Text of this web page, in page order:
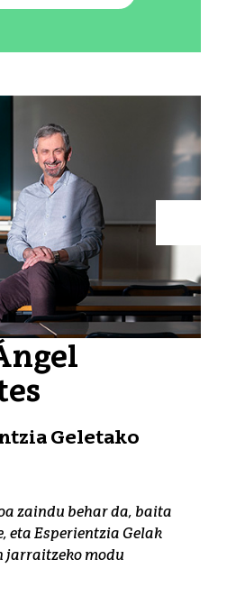
Geletako
zaindu behar da, baita
eta Esperientzia Gelak
jarraitzeko modu